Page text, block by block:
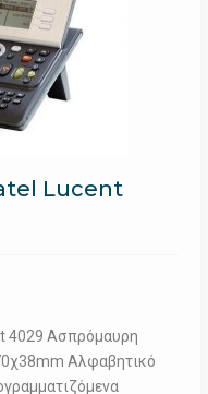
Lucent
4029 Ασπρόμαυρη
Αλφαβητικό